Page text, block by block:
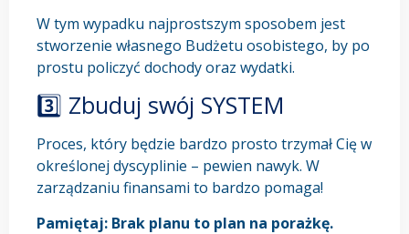
W tym wypadku najprostszym sposobem jest
stworzenie własnego Budżetu osobistego, by po
prostu policzyć dochody oraz wydatki.
3️⃣ Zbuduj swój SYSTEM
Proces, który będzie bardzo prosto trzymał Cię w
określonej dyscyplinie – pewien nawyk. W
zarządzaniu finansami to bardzo pomaga!
Pamiętaj: Brak planu to plan na porażkę.